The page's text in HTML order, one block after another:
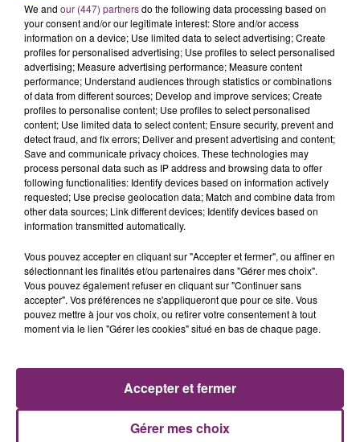
ACTUS RADIO
PODCASTS
JEUX
PHOTOS PUBLICITÉ
We and our (447) partnersdo the following data processing based on
your consent and/or our legitimate interest: Store and/or access
information on a device; Use limited data to select advertising; Create
profiles for personalised advertising; Use profiles to select personalised
advertising; Measure advertising performance; Measure content
performance; Understand audiences through statistics or combinations
of data from different sources; Develop and improve services; Create
profiles to personalise content; Use profiles to select personalised
content; Use limited data to select content; Ensure security, prevent and
detect fraud, and fix errors; Deliver and present advertising and content;
Save and communicate privacy choices. These technologies may
process personal data such as IP address and browsing data to offer
following functionalities: Identify devices based on information actively
requested; Use precise geolocation data; Match and combine data from
other data sources; Link different devices; Identify devices based on
information transmitted automatically.
Vous pouvez accepter en cliquant sur "Accepter et fermer", ou affiner en
sélectionnant les finalités et/ou partenaires dans "Gérer mes choix".
Vous pouvez également refuser en cliquant sur "Continuer sans
accepter". Vos préférences ne s'appliqueront que pour ce site. Vous
pouvez mettre à jour vos choix, ou retirer votre consentement à tout
moment via le lien "Gérer les cookies" situé en bas de chaque page.
Gérer mes choix
Accepter et fermer